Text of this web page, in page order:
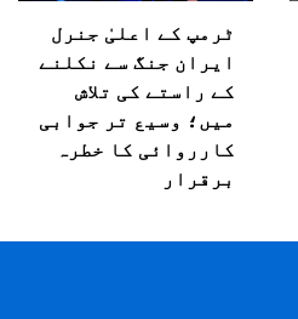
ٹرمپ کے اعلیٰ جنرل
ایران جنگ سے نکلنے
کے راستے کی تلاش
میں؛ وسیع تر جوابی
کارروائی کا خطرہ
برقرار